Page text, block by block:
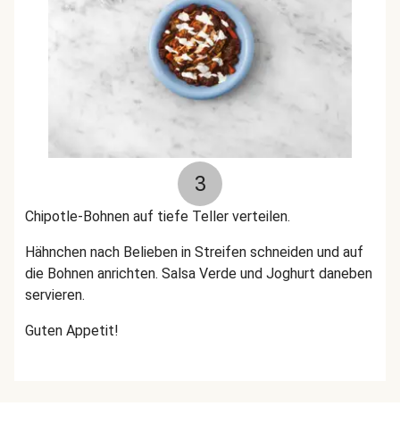
3
Chipotle-Bohnen auf tiefe Teller verteilen.
Hähnchen nach Belieben in Streifen schneiden und auf
die Bohnen anrichten. Salsa Verde und Joghurt daneben
servieren.
Guten Appetit!